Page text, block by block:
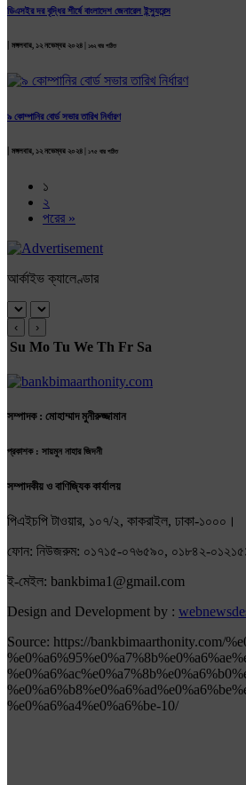
ডিএসইর দর বৃদ্ধির শীর্ষে বাংলাদেশ জেনারেল ইন্স্যুরেন্স
| মঙ্গলবার, ১২ নভেম্বর ২০২৪ | ১৬২ বার পঠিত
৯ কোম্পানির বোর্ড সভার তারিখ নির্ধারণ
| মঙ্গলবার, ১২ নভেম্বর ২০২৪ | ১৭৫ বার পঠিত
১
২
পরের »
আর্কাইভ ক্যালেণ্ডার
‹ ›
Su Mo Tu We Th Fr Sa
সম্পাদক : মোহাম্মাদ মুনীরুজ্জামান
প্রকাশক : সায়মুন নাহার জিদনী
সম্পাদকীয় ও বাণিজ্যিক কার্যালয়
পিএইচপি টাওয়ার, ১০৭/২, কাকরাইল, ঢাকা-১০০০।
ফোন: নিউজরুম: ০১৭১৫-০৭৬৫৯০, ০১৮৪২-
ই-মেইল: bankbima1@gmail.com
Design and Development by :
Source: https://bankbimaarthonity.com/
%e0%a6%a4%e0%a6%be-10/